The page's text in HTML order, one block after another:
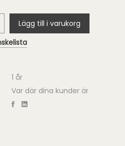
Lägg till i varukorg
1 år
Var där dina kunder är